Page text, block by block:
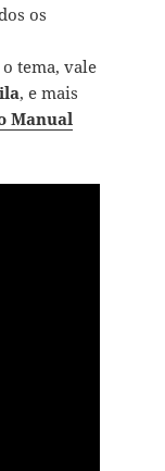
os
tema, vale
, e mais
Manual